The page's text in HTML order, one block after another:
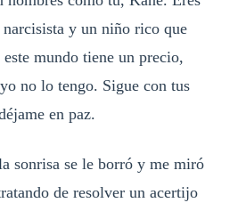
y un niño rico que
mundo tiene un precio,
no lo tengo. Sigue con tus
en paz.
sonrisa se le borró y me miró
de resolver un acertijo